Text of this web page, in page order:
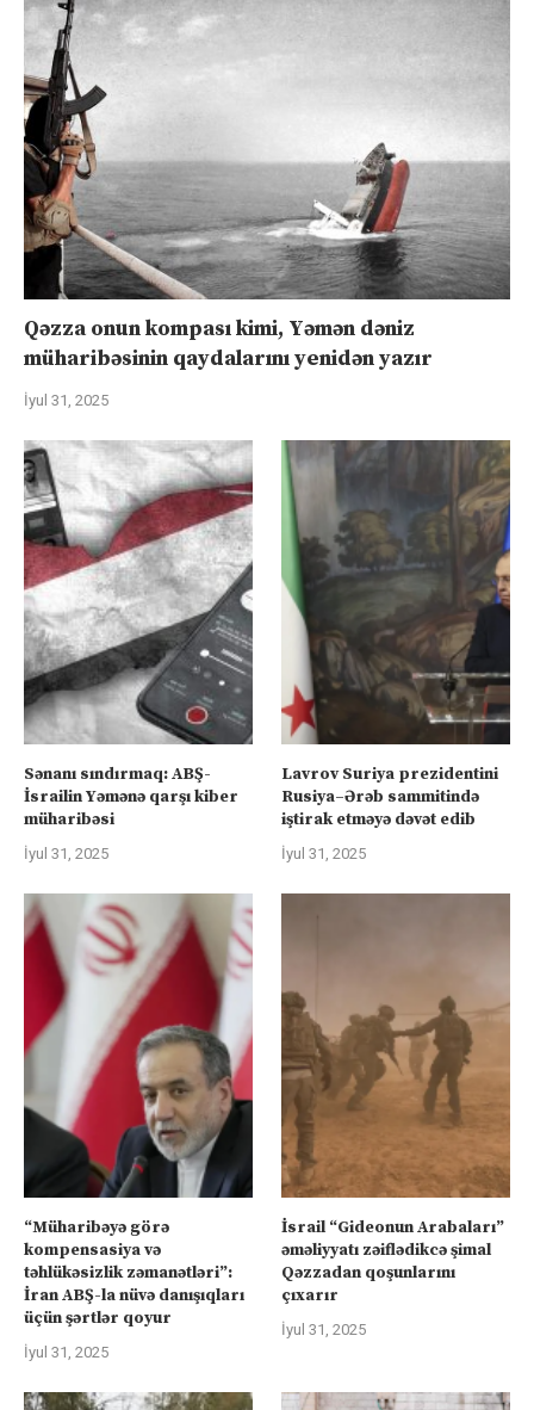
Qəzza onun kompası kimi, Yəmən dəniz
müharibəsinin qaydalarını yenidən yazır
İyul 31, 2025
Sənanı sındırmaq: ABŞ-
İsrailin Yəmənə qarşı kiber
müharibəsi
İyul 31, 2025
Lavrov Suriya prezidentini
Rusiya–Ərəb sammitində
iştirak etməyə dəvət edib
İyul 31, 2025
“Müharibəyə görə
kompensasiya və
təhlükəsizlik zəmanətləri”:
İran ABŞ-la nüvə danışıqları
üçün şərtlər qoyur
İyul 31, 2025
İsrail “Gideonun Arabaları”
əməliyyatı zəiflədikcə şimal
Qəzzadan qoşunlarını
çıxarır
İyul 31, 2025